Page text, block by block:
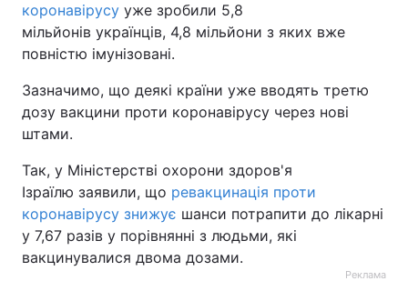
коронавірусу уже зробили 5,8
мільйонів українців, 4,8 мільйони з яких вже
повністю імунізовані.
Зазначимо, що деякі країни уже вводять третю
дозу вакцини проти коронавірусу через нові
штами.
Так, у Міністерстві охорони здоров'я
Ізраїлю заявили, що ревакцинація проти
коронавірусу знижує шанси потрапити до лікарні
у 7,67 разів у порівнянні з людьми, які
вакцинувалися двома дозами.
Реклама